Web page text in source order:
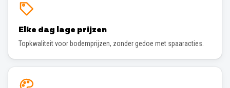
Elke dag lage prijzen
Topkwaliteit voor bodemprijzen, zonder gedoe met spaaracties.